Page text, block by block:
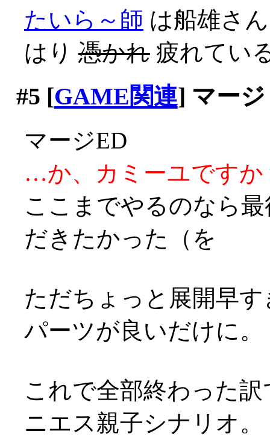
たいら～師 は船雄さ
はり 憑かれ 疲れてい
#5 [GAME関連] マージ
マージED
…か、カミーユですか
ここまでやるのなら
だきたかった（を
ただちょっと展開早
パーツが良いだけに。
これで全部終わった
ニエス親子シナリオ。